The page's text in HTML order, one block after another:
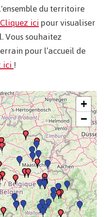
du territoire
Cliquez icipour visualiser
Vous souhaitez
pour l’accueil de
ici!
+
−